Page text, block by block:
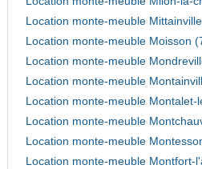
Location monte-meuble
Location monte-meuble Moisson
Location monte-meuble
Location monte-meuble
Location monte-meuble Montalet-
Location monte-meuble
Location monte-meuble
Location monte-meuble Montfort-